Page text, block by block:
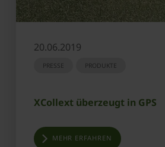
20.06.2019
PRESSE PRODUKTE
XCollext überzeugt in GPS
MEHR ERFAHREN